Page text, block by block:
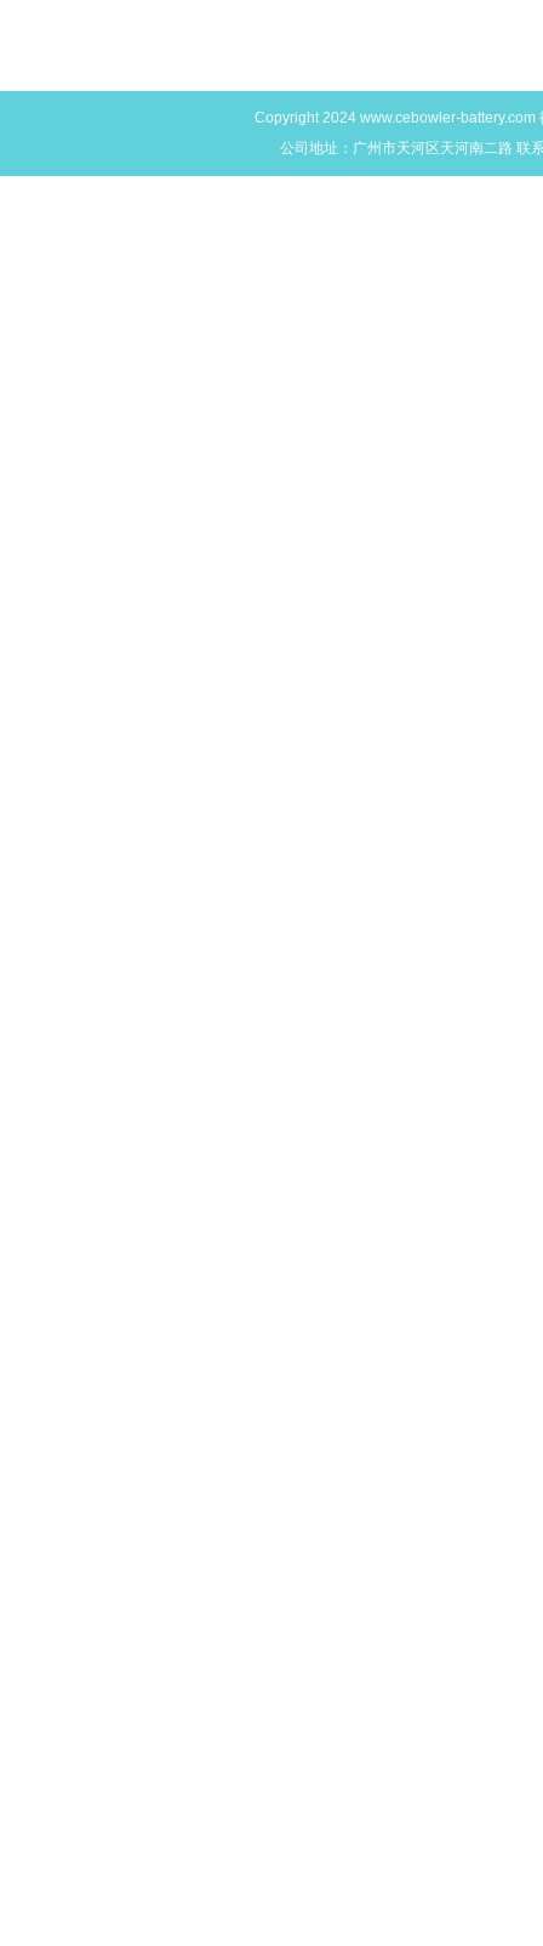
Copyright 2024 www.cebowler-battery.com
公司地址：广州市天河区天河南二路 联